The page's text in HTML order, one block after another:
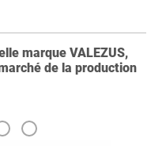
marque VALEZUS,
de la production